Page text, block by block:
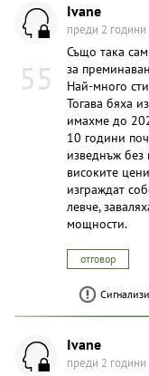
55
Ivane
преди 2 години
Също така
за
Най-много
Тогава бяха
имахме до
10 години
изведнъж
високите
изграждат
левче,
мощности.
отговор
Ivane
преди 2 години